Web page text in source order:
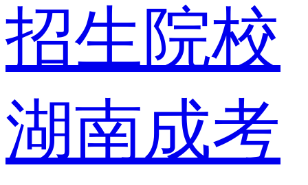
招生院校
湖南成考